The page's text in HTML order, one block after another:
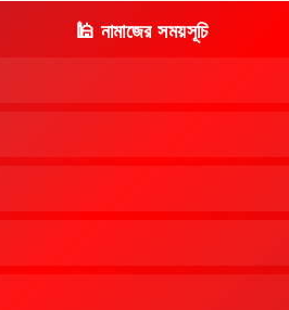
🕌 নামাজের সময়সূচি